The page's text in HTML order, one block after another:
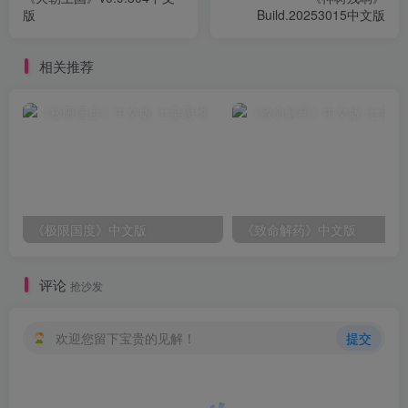
版
Build.20253015中文版
相关推荐
《极限国度》中文版 《致命解药》中文版
评论 抢沙发
欢迎您留下宝贵的见解！ 提交